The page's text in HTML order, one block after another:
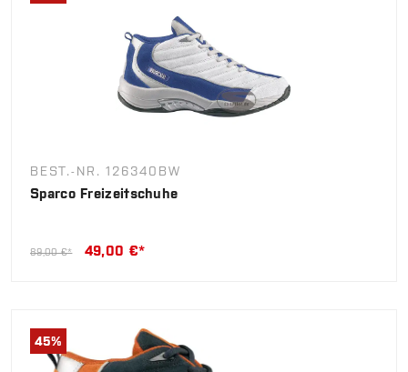
BEST.-NR. 126340BW
Sparco Freizeitschuhe
89,00 €* 49,00 €*
45%